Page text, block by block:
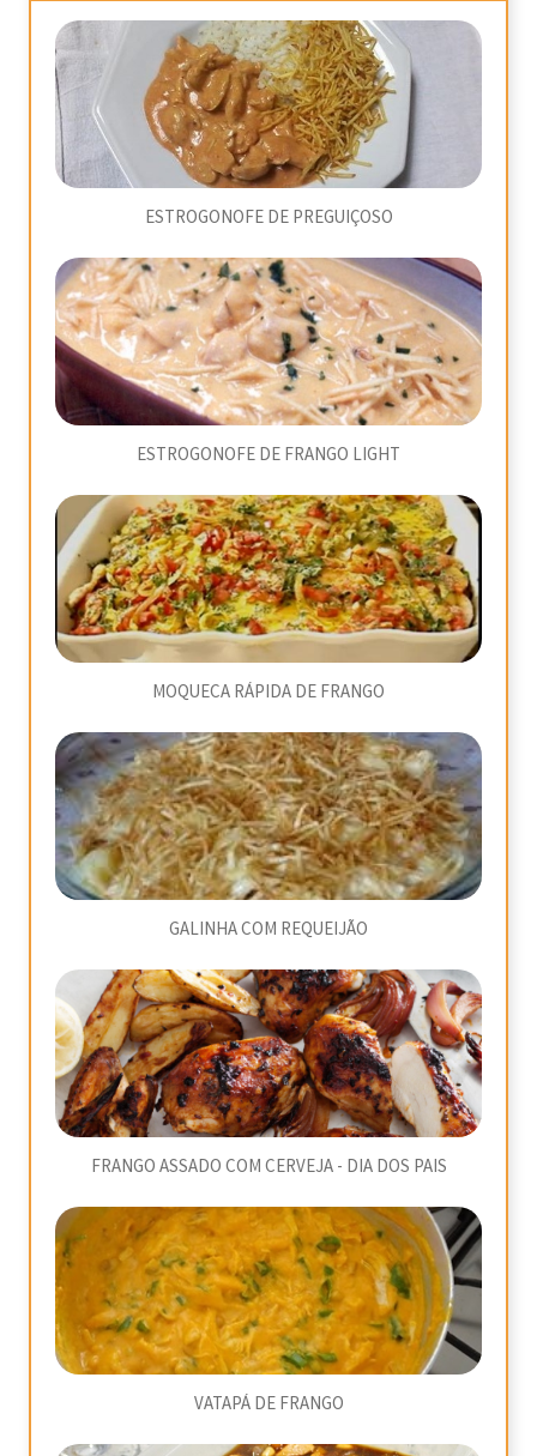
ESTROGONOFE DE PREGUIÇOSO
ESTROGONOFE DE FRANGO LIGHT
MOQUECA RÁPIDA DE FRANGO
GALINHA COM REQUEIJÃO
FRANGO ASSADO COM CERVEJA - DIA DOS PAIS
VATAPÁ DE FRANGO